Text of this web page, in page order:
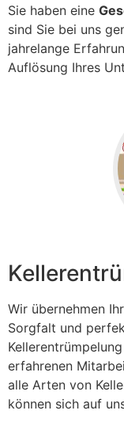
Sie haben eine
sind Sie bei uns
jahrelange
Auflösung Ihres
Wir übernehmen
Sorgfalt und
erfahrenen
alle Arten von
können sich auf